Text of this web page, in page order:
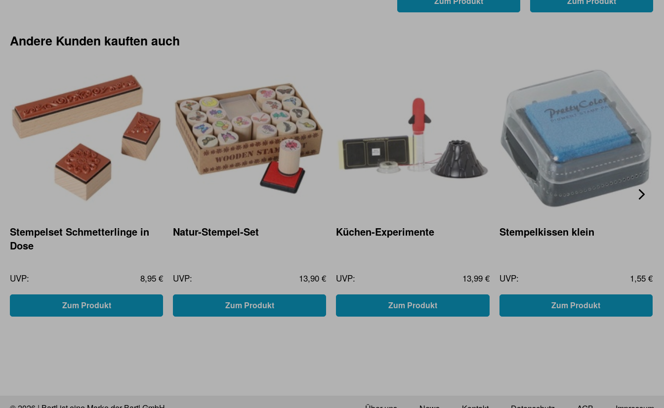
Andere Kunden kauften auch
Stempelset Schmetterlinge in
Dose
UVP: 8,95 €
Zum Produkt
Natur-Stempel-Set
UVP: 13,90 €
Zum Produkt
Küchen-Experimente
UVP: 13,99 €
Zum Produkt
Stempelkissen klein
UVP: 1,55 €
Zum Produkt